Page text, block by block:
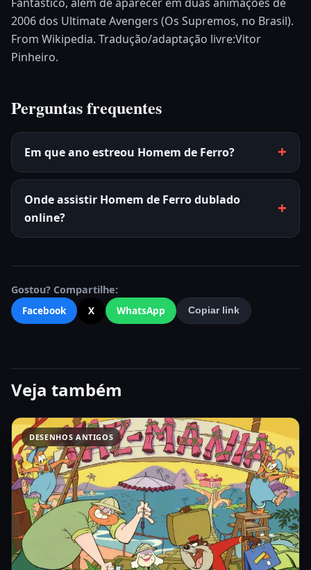
2006 dos Ultimate Avengers (Os Supremos, no Brasil).
From Wikipedia. Tradução/adaptação livre:Vitor
Pinheiro.
Perguntas frequentes
Em que ano estreou Homem de Ferro?
Onde assistir Homem de Ferro dublado
online?
Gostou? Compartilhe:
Facebook
X WhatsApp Copiar link
Veja também
DESENHOS ANTIGOS